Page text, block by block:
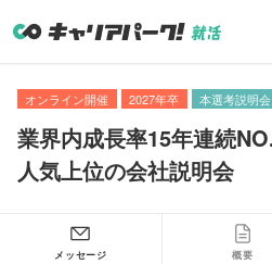
オンライン開催 2027年卒 本選考説明会
業界内成長率15年連続
人気上位の会社説明会
メッセージ 概要